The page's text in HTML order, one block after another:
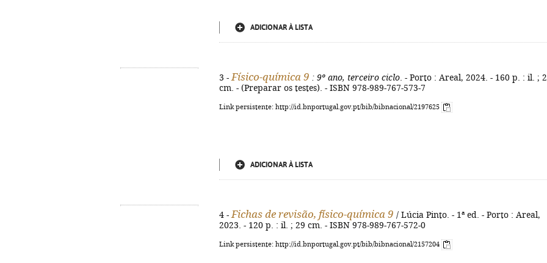
ADICIONAR À LISTA
3 - Físico-química 9 : 9º ano, terceiro ciclo . - Porto : Areal, 2024. - 160 p. : il. ;
cm. - (Preparar os testes). - ISBN 978-989-767-573-7
Link persistente: http://id.bnportugal.gov.pt/bib/bibnacional/2197625
ADICIONAR À LISTA
4 - Fichas de revisão, físico-química 9 / Lúcia Pinto. - 1ª ed. - Porto : Areal,
2023. - 120 p. : il. ; 29 cm. - ISBN 978-989-767-572-0
Link persistente: http://id.bnportugal.gov.pt/bib/bibnacional/2157204